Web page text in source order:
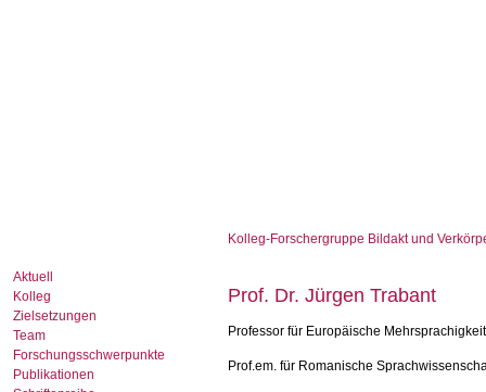
Aktuell
Kolleg
Zielsetzungen
Team
Forschungsschwerpunkte
Publikationen
Kolleg-Forschergruppe Bildakt und
Prof. Dr. Jürgen Trabant
Professor für Europäische
Prof.em. für Romanische